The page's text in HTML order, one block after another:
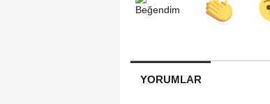
YORUMLAR